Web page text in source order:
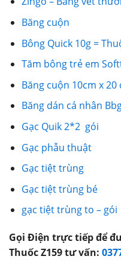
Băng cuộn
Bông Quick 10g =
Tăm bông trẻ em
Băng cuộn 10cm x 20
Băng dán cá nhân
Gạc Quik 2*2 gói
Gạc phẫu thuật
Gạc tiệt trùng
Gạc tiệt trùng bé
gạc tiệt trùng to – gói
Gọi Điện trực tiếp để
Thuốc Z159 tư vấn: